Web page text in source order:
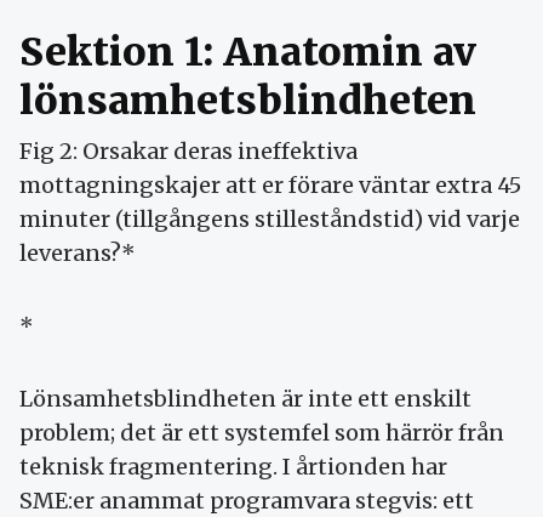
Sektion 1: Anatomin av
lönsamhetsblindheten
Fig 2: Orsakar deras ineffektiva
mottagningskajer att er förare väntar extra 45
minuter (tillgångens stilleståndstid) vid varje
leverans?*
*
Lönsamhetsblindheten är inte ett enskilt
problem; det är ett systemfel som härrör från
teknisk fragmentering. I årtionden har
SME:er anammat programvara stegvis: ett